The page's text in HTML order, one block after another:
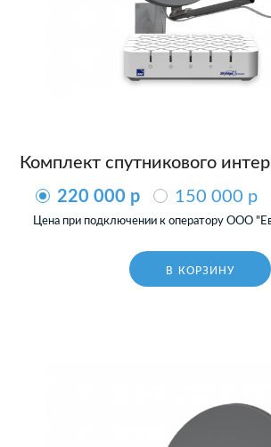
Комплект спутникового
220 000 p
150 000 p
Цена при подключении к оператору ООО
В КОРЗИНУ